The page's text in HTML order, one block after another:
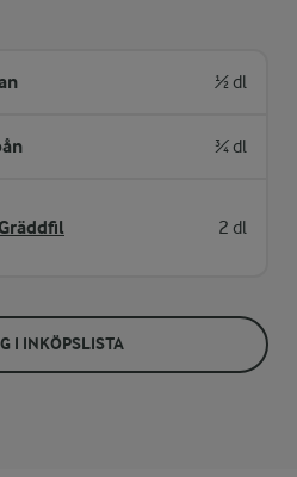
½ dl
¾ dl
2 dl
I INKÖPSLISTA